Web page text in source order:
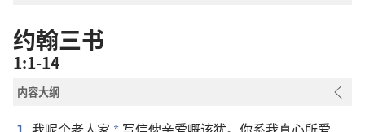
经
卷
约翰三书
1:1-14
内容大纲